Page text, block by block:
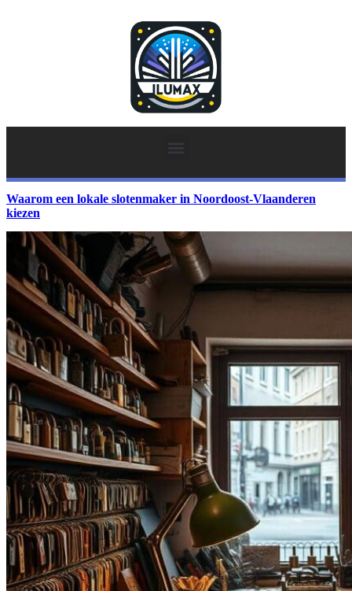
Waarom een lokale slotenmaker in Noordoost-Vlaanderen
kiezen